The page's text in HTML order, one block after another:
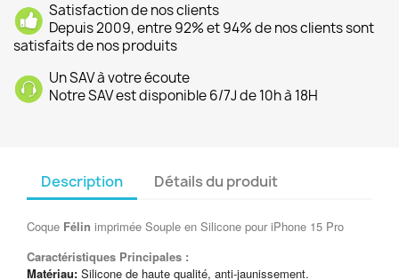
Satisfaction de nos clients
Depuis 2009, entre 92% et 94% de nos clients sont
satisfaits de nos produits
Un SAV à votre écoute
Notre SAV est disponible 6/7J de 10h à 18H
Description Détails du produit
Coque Félin imprimée Souple en Silicone pour iPhone 15 Pro
Caractéristiques Principales :
Matériau: Silicone de haute qualité, anti-jaunissement.